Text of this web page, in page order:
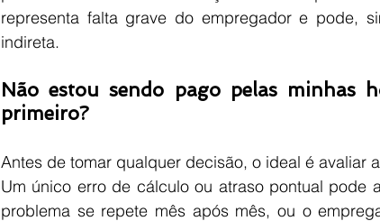
representa falta grave do empregador e pode,
indireta.
Não estou sendo pago pelas minhas
primeiro?
Antes de tomar qualquer decisão, o ideal é avaliar
Um único erro de cálculo ou atraso pontual pode
problema se repete mês após mês, ou o